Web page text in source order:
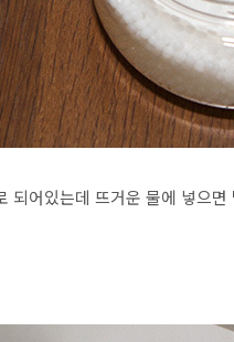
되어있는데 뜨거운 물에 넣으